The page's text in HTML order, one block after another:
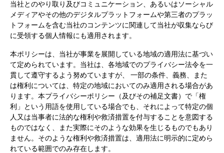
当社とのやり取り及びコミュニケーション、あるいはソーシャル
メディアやその他のデジタルプラットフォームや第三者のプラッ
トフォームを含む当社のコンテンツに関連して当社が収集ならび
に受領する個人情報にも適用されます。
本ポリシーは、当社が事業を展開している地域の適用法に基づい
て定められています。当社は、各地域でのプライバシー法令を一
貫して遵守するよう努めていますが、 一部の条件、義務、また
は権利については、特定の地域においてのみ適用される場合があ
ります。本プライバシーポリシー（及びその補足文書）で「権
利」という用語を使用している場合でも、それによって特定の個
人又は当事者に法的な権利や救済措置を付与することを意図する
ものではなく、また実際にそのような効果を生じるものでもあり
ません。そのような権利や救済措置は、適用法に明示的に定めら
れている範囲でのみ存在します。